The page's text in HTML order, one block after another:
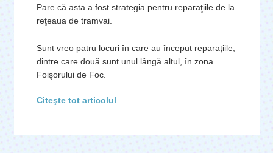
Pare că asta a fost strategia pentru reparaţiile de la
reţeaua de tramvai.
Sunt vreo patru locuri în care au început reparaţiile,
dintre care două sunt unul lângă altul, în zona
Foişorului de Foc.
Citeşte tot articolul